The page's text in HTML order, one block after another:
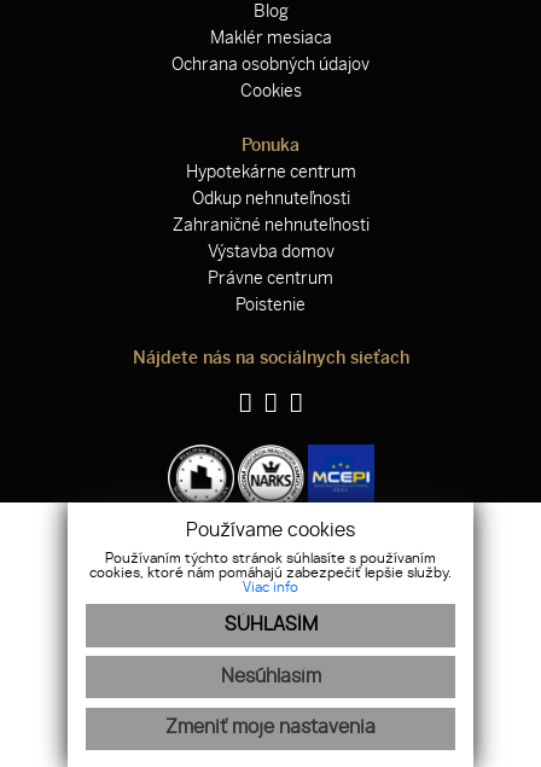
Používame cookies
Používaním týchto stránok súhlasíte s používaním
cookies, ktoré nám pomáhajú zabezpečiť lepšie služby.
Viac info
SÚHLASÍM
Nesúhlasím
Zmeniť moje nastavenia
Blog
Maklér mesiaca
Ochrana osobných údajov
Cookies
Ponuka
Hypotekárne centrum
Odkup nehnuteľnosti
Zahraničné nehnuteľnosti
Výstavba domov
Právne centrum
Poistenie
Nájdete nás na sociálnych sieťach
WEBDESIGN| WEBEX.DIGITAL